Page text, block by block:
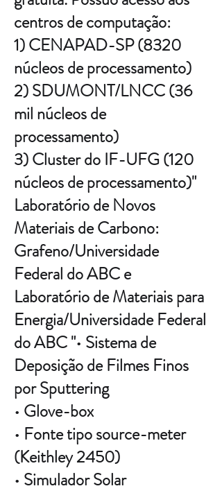
centros de computação:
1) CENAPAD-SP (8320
núcleos de processamento)
2) SDUMONT/LNCC (36
mil núcleos de
processamento)
3) Cluster do IF-UFG (120
núcleos de processamento)"
Laboratório de Novos
Materiais de Carbono:
Grafeno/Universidade
Federal do ABC e
Laboratório de Materiais para
Energia/Universidade Federal
do ABC "• Sistema de
Deposição de Filmes Finos
por Sputtering
• Glove-box
• Fonte tipo source-meter
(Keithley 2450)
• Simulador Solar